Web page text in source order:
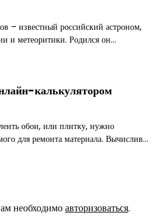
– известный российский астроном,
и метеоритики. Родился он…
калькулятором
обои, или плитку, нужно
для ремонта материала. Вычислив…
необходимоавторизоваться.